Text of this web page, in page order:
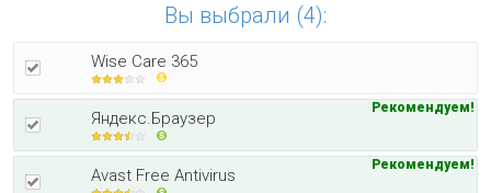
Вы выбрали (4):
Wise Care 365
Яндекс.Браузер
Рекомендуем!
Avast Free Antivirus
Рекомендуем!